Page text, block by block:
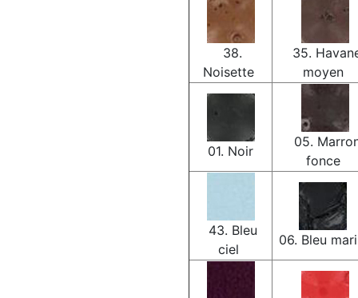
38.
Noisette
35.
moyen
01. Noir
05.
fonce
43. Bleu
ciel
06. Bleu